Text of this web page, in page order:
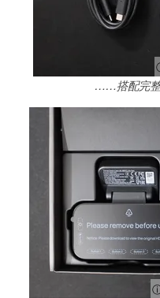
……搭配完整